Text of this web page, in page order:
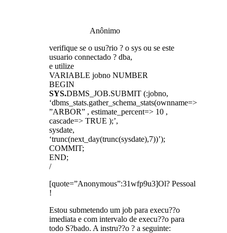
Anônimo
verifique se o usu?rio ? o sys ou se este
usuario connectado ? dba,
e utilize
VARIABLE jobno NUMBER
BEGIN
SYS.DBMS_JOB.SUBMIT (:jobno,
‘dbms_stats.gather_schema_stats(ownname=>
”ARBOR” , estimate_percent=> 10 ,
cascade=> TRUE );’,
sysdate,
‘trunc(next_day(trunc(sysdate),7))’);
COMMIT;
END;
/
[quote=”Anonymous”:31wfp9u3]Ol? Pessoal
!
Estou submetendo um job para execu??o
imediata e com intervalo de execu??o para
todo S?bado. A instru??o ? a seguinte: